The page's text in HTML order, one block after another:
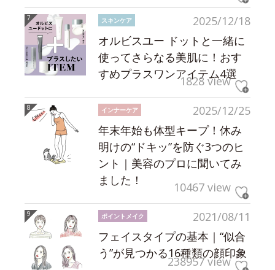
2025/12/18
スキンケア
オルビスユー ドットと一緒に
使ってさらなる美肌に！おす
すめプラスワンアイテム4選
1828 view
2025/12/25
インナーケア
年末年始も体型キープ！休み
明けの“ドキッ”を防ぐ3つのヒ
ント｜美容のプロに聞いてみ
ました！
10467 view
2021/08/11
ポイントメイク
フェイスタイプの基本｜“似合
う”が見つかる16種類の顔印象
238957 view